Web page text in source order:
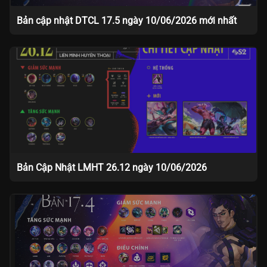
Bản cập nhật DTCL 17.5 ngày 10/06/2026 mới nhất
Bản Cập Nhật LMHT 26.12 ngày 10/06/2026